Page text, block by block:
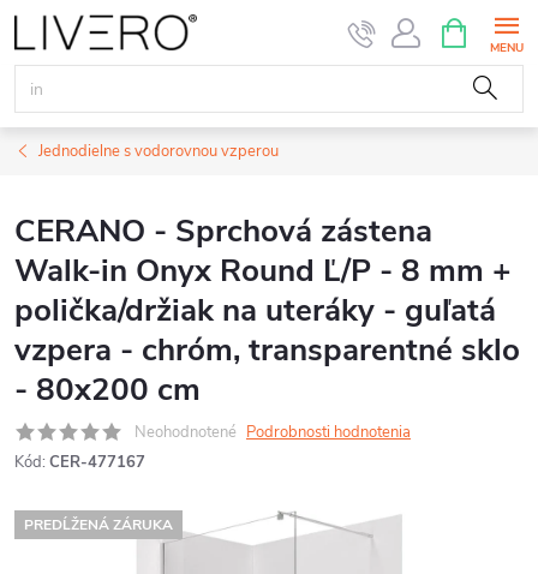
Prejsť
na
obsah
KOŠÍK
Jednodielne s vodorovnou vzperou
CERANO - Sprchová zástena
Walk-in Onyx Round Ľ/P - 8 mm +
polička/držiak na uteráky - guľatá
vzpera - chróm, transparentné sklo
- 80x200 cm
Neohodnotené Podrobnosti hodnotenia
Kód: CER-477167
PREDĹŽENÁ ZÁRUKA